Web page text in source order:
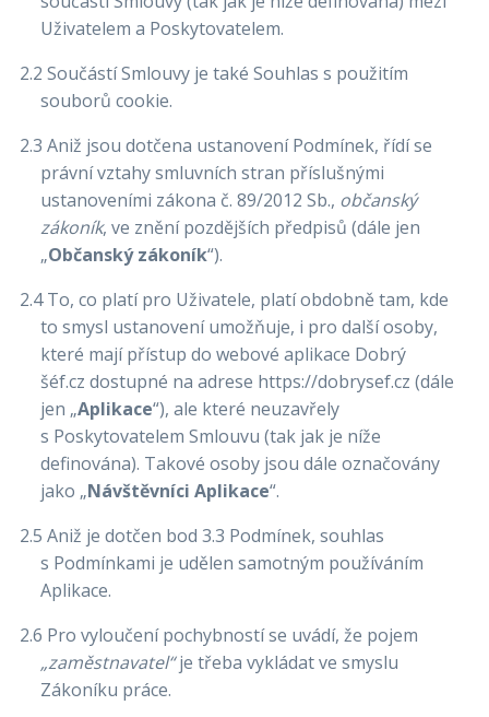
Uživatelem a Poskytovatelem.
2.2 Součástí Smlouvy je také Souhlas s použitím
souborů cookie.
2.3 Aniž jsou dotčena ustanovení Podmínek, řídí se
právní vztahy smluvních stran příslušnými
ustanoveními zákona č. 89/2012 Sb., občanský
zákoník, ve znění pozdějších předpisů (dále jen
„Občanský zákoník“).
2.4 To, co platí pro Uživatele, platí obdobně tam, kde
to smysl ustanovení umožňuje, i pro další osoby,
které mají přístup do webové aplikace Dobrý
šéf.cz dostupné na adrese https://dobrysef.cz (dále
jen „Aplikace“), ale které neuzavřely
s Poskytovatelem Smlouvu (tak jak je níže
definována). Takové osoby jsou dále označovány
jako „Návštěvníci Aplikace“.
2.5 Aniž je dotčen bod 3.3 Podmínek, souhlas
s Podmínkami je udělen samotným používáním
Aplikace.
2.6 Pro vyloučení pochybností se uvádí, že pojem
„zaměstnavatel“je třeba vykládat ve smyslu
Zákoníku práce.